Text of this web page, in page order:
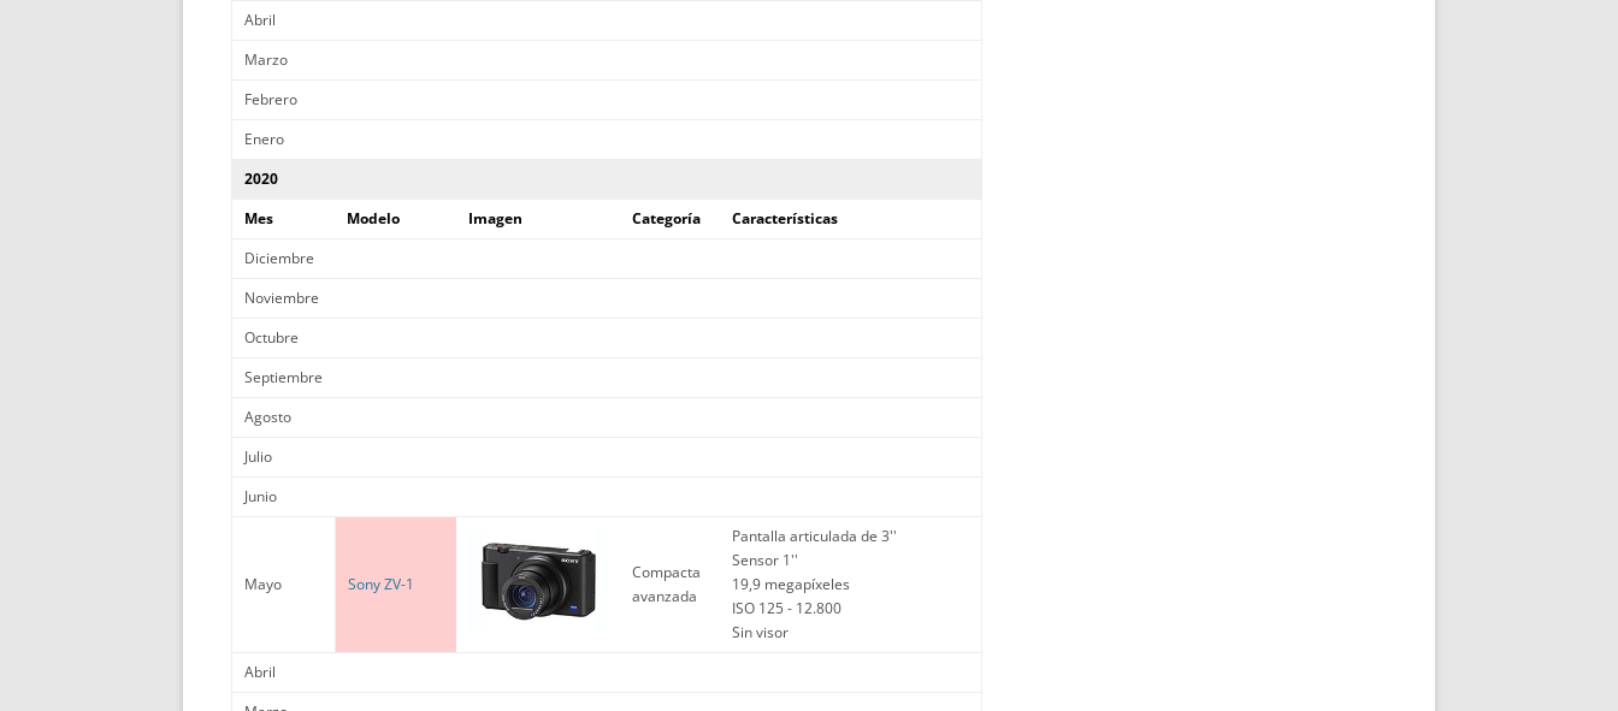
Abril
Marzo
Febrero
Enero
2020
Mes
Modelo Imagen Categoría
Características
Diciembre
Noviembre
Octubre
Septiembre
Agosto
Julio
Junio
Mayo Sony ZV-1
Compacta
avanzada
Pantalla articulada de 3''
Sensor 1''
19,9 megapíxeles
ISO 125 - 12.800
Sin visor
Abril